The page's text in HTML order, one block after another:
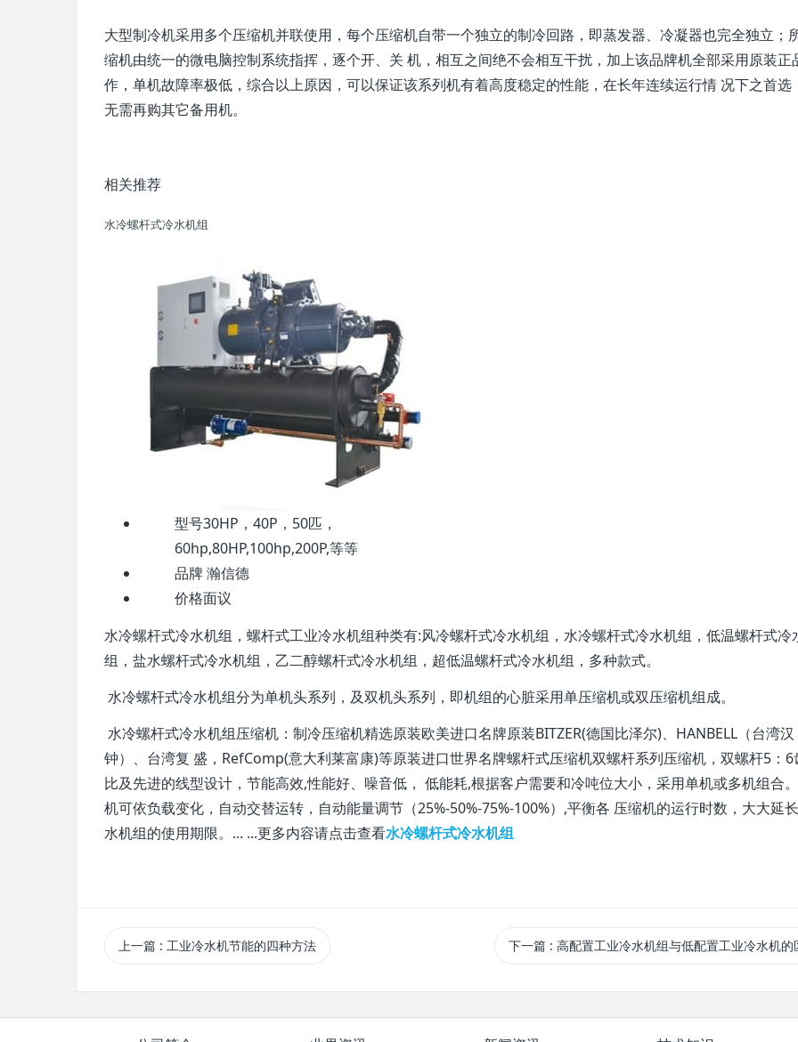
大型制冷机采用多个压缩机并联使用，每个压缩机自带一个独立的制冷回路，即蒸发器、冷凝器也完全独立；
缩机由统一的微电脑控制系统指挥，逐个开、关 机，相互之间绝不会相互干扰，加上该品牌机全部采用原装正
作，单机故障率极低，综合以上原因，可以保证该系列机有着高度稳定的性能，在长年连续运行情 况下之首选
无需再购其它备用机。
相关推荐
水冷螺杆式冷水机组
型号30HP，40P，50匹，
60hp,80HP,100hp,200P,等等
品牌瀚信德
价格面议
水冷螺杆式冷水机组，螺杆式工业冷水机组种类有:风冷螺杆式冷水机组，水冷螺杆式冷水机组，低温螺杆式冷
组，盐水螺杆式冷水机组，乙二醇螺杆式冷水机组，超低温螺杆式冷水机组，多种款式。
水冷螺杆式冷水机组分为单机头系列，及双机头系列，即机组的心脏采用单压缩机或双压缩机组成。
水冷螺杆式冷水机组压缩机：制冷压缩机精选原装欧美进口名牌原装BITZER(德国比泽尔)、HANBELL（台湾汉
钟）、台湾复 盛，RefComp(意大利莱富康)等原装进口世界名牌螺杆式压缩机双螺杆系列压缩机，双螺杆5：6
比及先进的线型设计，节能高效,性能好、噪音低， 低能耗,根据客户需要和冷吨位大小，采用单机或多机组合
机可依负载变化，自动交替运转，自动能量调节（25%-50%-75%-100%）,平衡各 压缩机的运行时数，大大延
水机组的使用期限。... ...更多内容请点击查看水冷螺杆式冷水机组
上一篇 : 工业冷水机节能的四种方法 下一篇 : 高配置工业冷水机组与低配置工业冷水机的